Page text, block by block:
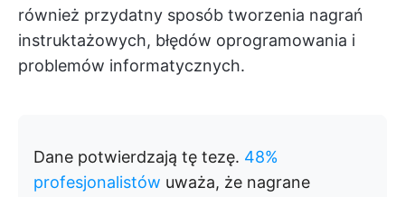
również przydatny sposób tworzenia nagrań
instruktażowych, błędów oprogramowania i
problemów informatycznych.
Dane potwierdzają tę tezę. 48%
profesjonalistów uważa, że nagrane